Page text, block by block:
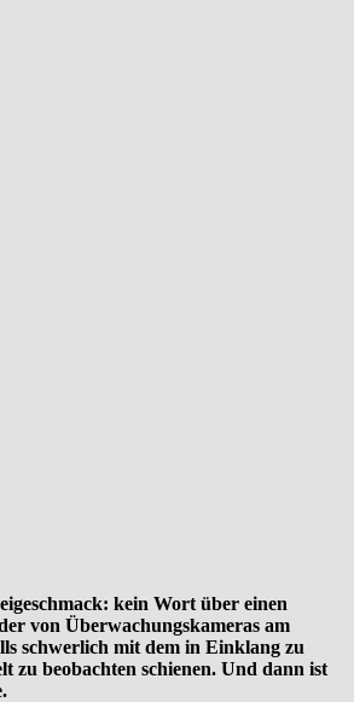
kein Wort über einen
von Überwachungskameras am
schwerlich mit dem in Einklang zu
zu beobachten schienen. Und dann ist